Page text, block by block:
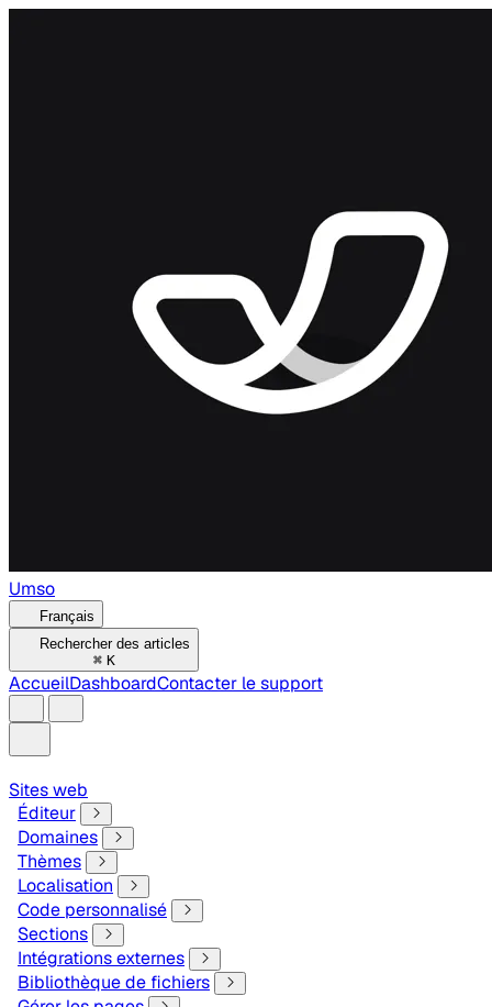
Umso
Français
Rechercher des articles
⌘ K
AccueilDashboardContacter le support
Sites web
Éditeur
Domaines
Thèmes
Localisation
Code personnalisé
Sections
Intégrations externes
Bibliothèque de fichiers